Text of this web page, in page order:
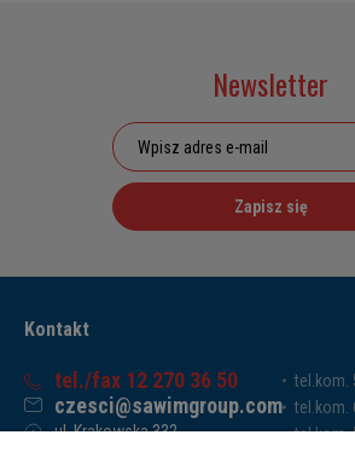
Newsletter
Zapisz się
Kontakt
tel./fax 12 270 36 50
czesci@sawimgroup.com
ul. Krakowska 332,
tel.kom.
tel.kom.
tel.kom.